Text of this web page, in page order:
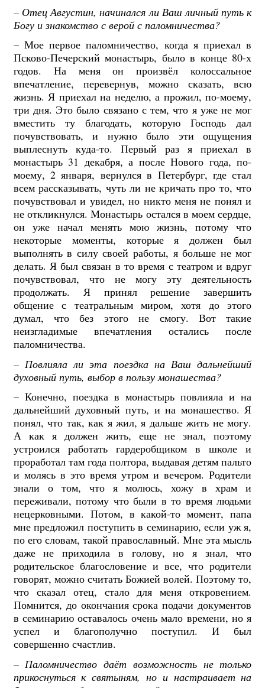
– Отец Августин, начинался ли Ваш личный путь к
Богу и знакомство с верой с паломничества?
– Мое первое паломничество, когда я приехал в
Псково-Печерский монастырь, было в конце 80-х
годов. На меня он произвёл колоссальное
впечатление, перевернув, можно сказать, всю
жизнь. Я приехал на неделю, а прожил, по-моему,
три дня. Это было связано с тем, что я уже не мог
вместить ту благодать, которую Господь дал
почувствовать, и нужно было эти ощущения
выплеснуть куда-то. Первый раз я приехал в
монастырь 31 декабря, а после Нового года, по-
моему, 2 января, вернулся в Петербург, где стал
всем рассказывать, чуть ли не кричать про то, что
почувствовал и увидел, но никто меня не понял и
не откликнулся. Монастырь остался в моем сердце,
он уже начал менять мою жизнь, потому что
некоторые моменты, которые я должен был
выполнять в силу своей работы, я больше не мог
делать. Я был связан в то время с театром и вдруг
почувствовал, что не могу эту деятельность
продолжать. Я принял решение завершить
общение с театральным миром, хотя до этого
думал, что без этого не смогу. Вот такие
неизгладимые впечатления остались после
паломничества.
– Повлияла ли эта поездка на Ваш дальнейший
духовный путь, выбор в пользу монашества?
– Конечно, поездка в монастырь повлияла и на
дальнейший духовный путь, и на монашество. Я
понял, что так, как я жил, я дальше жить не могу.
А как я должен жить, еще не знал, поэтому
устроился работать гардеробщиком в школе и
проработал там года полтора, выдавая детям пальто
и молясь в это время утром и вечером. Родители
знали о том, что я молюсь, хожу в храм и
переживали, потому что были в то время людьми
нецерковными. Потом, в какой-то момент, папа
мне предложил поступить в семинарию, если уж я,
по его словам, такой православный. Мне эта мысль
даже не приходила в голову, но я знал, что
родительское благословение и все, что родители
говорят, можно считать Божией волей. Поэтому то,
что сказал отец, стало для меня откровением.
Помнится, до окончания срока подачи документов
в семинарию оставалось очень мало времени, но я
успел и благополучно поступил. И был
совершенно счастлив.
–Паломничество даёт возможность не только
прикоснуться к святыням, но и настраивает на